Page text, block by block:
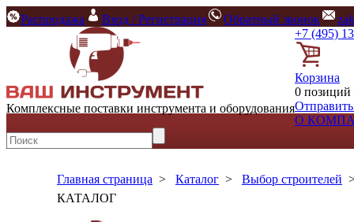
Распродажа Вход / Регистрация Обратный звонок
Комплексные поставки инструмента и оборудования
+7 (495)
Корзина
0 позиций
Отправить
О
Главная страница > Каталог > Выбор строителей
КАТАЛОГ